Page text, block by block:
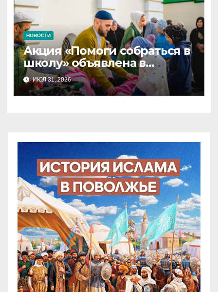
НОВОСТИ
Акция «Помоги собраться в
школу» объявлена в
Татарстане
ИЮЛ 31, 2026